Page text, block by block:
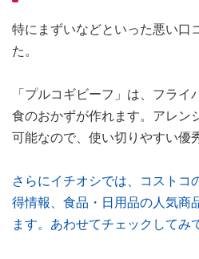
特にまずいなどといった悪い口
た。
「プルコギビーフ」は、フラ
食のおかずが作れます。アレン
可能なので、使い切りやすい優
さらにイチオシでは、コストコ
得情報、食品・日用品の人気商
ます。あわせてチェックしてみ